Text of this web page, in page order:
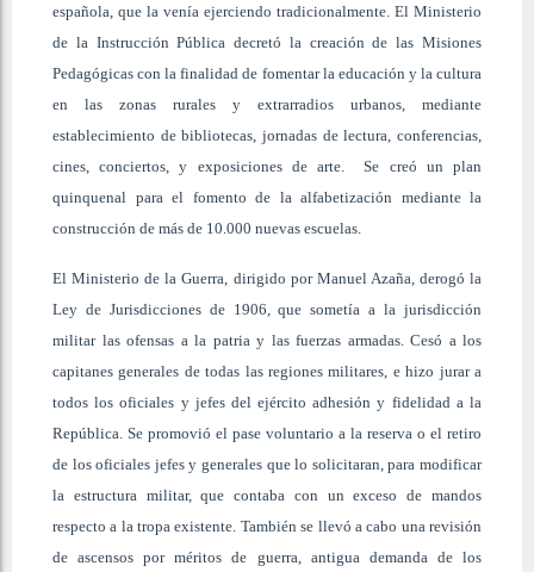
española, que la venía ejerciendo tradicionalmente. El Ministerio
de la Instrucción Pública decretó la creación de las Misiones
Pedagógicas con la finalidad de fomentar la educación y la cultura
en las zonas rurales y extrarradios urbanos, mediante
establecimiento de bibliotecas, jornadas de lectura, conferencias,
cines, conciertos, y exposiciones de arte. Se creó un plan
quinquenal para el fomento de la alfabetización mediante la
construcción de más de 10.000 nuevas escuelas.
El Ministerio de la Guerra, dirigido por Manuel Azaña, derogó la
Ley de Jurisdicciones de 1906, que sometía a la jurisdicción
militar las ofensas a la patria y las fuerzas armadas. Cesó a los
capitanes generales de todas las regiones militares, e hizo jurar a
todos los oficiales y jefes del ejército adhesión y fidelidad a la
República. Se promovió el pase voluntario a la reserva o el retiro
de los oficiales jefes y generales que lo solicitaran, para modificar
la estructura militar, que contaba con un exceso de mandos
respecto a la tropa existente. También se llevó a cabo una revisión
de ascensos por méritos de guerra, antigua demanda de los